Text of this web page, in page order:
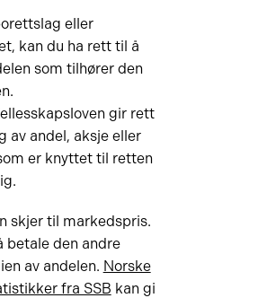
eller
kan du ha rett til å
som tilhører den
gir rett
av andel, aksje eller
er knyttet til retten
skjer til markedspris.
betale den andre
av andelen. Norske
fra SSB kan gi